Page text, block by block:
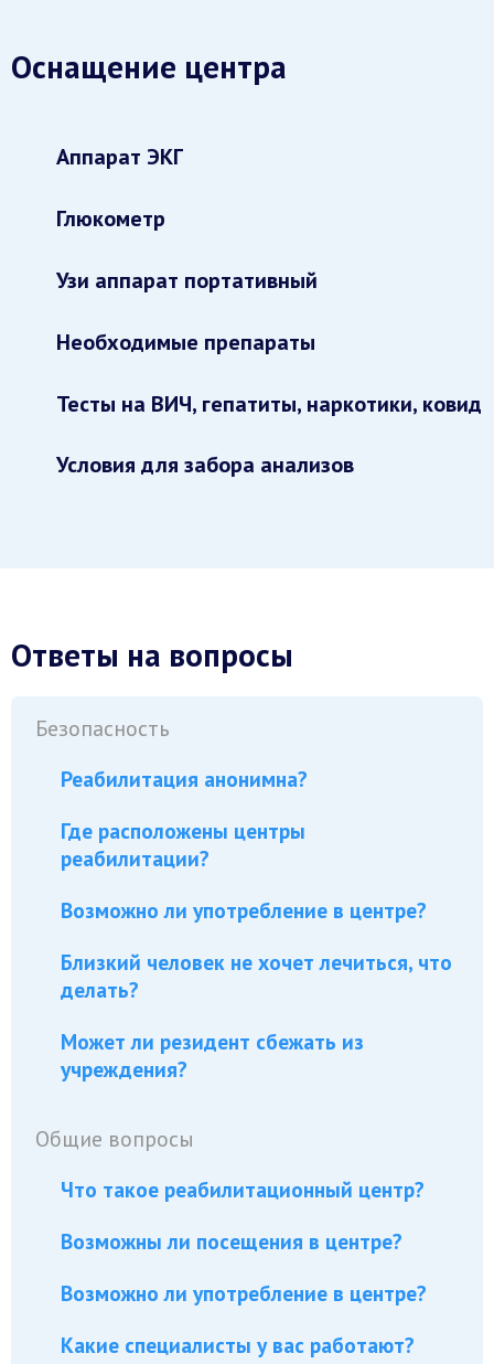
Оснащение центра
Аппарат ЭКГ
Глюкометр
Узи аппарат портативный
Необходимые препараты
Тесты на ВИЧ, гепатиты, наркотики, ковид
Условия для забора анализов
Ответы на вопросы
Безопасность
Реабилитация анонимна?
Где расположены центры
реабилитации?
Возможно ли употребление в центре?
Близкий человек не хочет лечиться, что
делать?
Может ли резидент сбежать из
учреждения?
Общие вопросы
Что такое реабилитационный центр?
Возможны ли посещения в центре?
Возможно ли употребление в центре?
Какие специалисты у вас работают?